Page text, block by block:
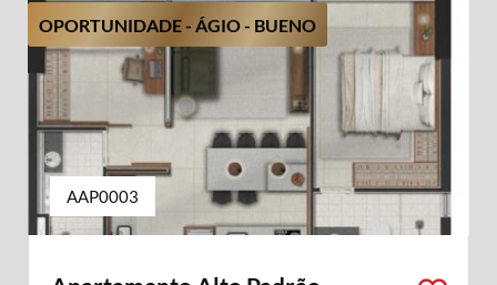
OPORTUNIDADE - ÁGIO - BUENO
AAP0003